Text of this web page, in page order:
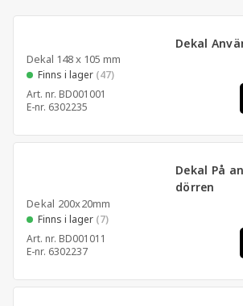
Dekal
Dekal 148 x 105 mm
Finns i lager (47)
Art. nr. BD001001
E-nr. 6302235
Dekal På
dörren
Dekal 200x20mm
Finns i lager (7)
Art. nr. BD001011
E-nr. 6302237